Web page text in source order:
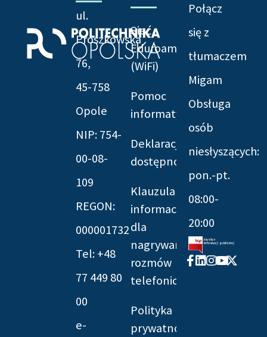
ul.
Prószkowska
76,
45-758
Opole
NIP: 754-
00-08-
109
REGON:
000001732
Tel: +48
77 449 80
00
e-
Sieć
Eduroam
(WiFi)
Pomoc
informatyczna
Deklaracja
dostępności
Klauzula
informacyjna
dla
nagrywania
rozmów
telefonicznych
Polityka
prywatności
Połącz
się z
tłumaczem
Migam
Obsługa
osób
niesłyszących:
pon.-pt.
08:00-
20:00
Facebook-
f
Linkedin
Instagram
Youtube
X-
twitter